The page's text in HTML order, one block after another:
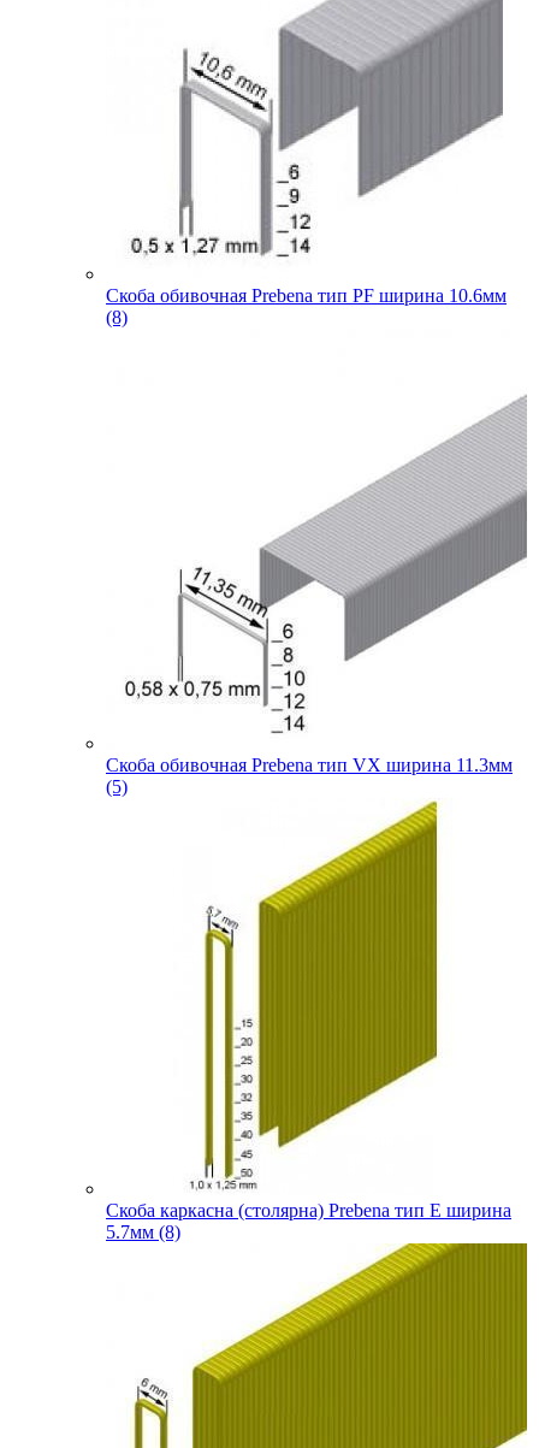
Скоба обивочная Prebena тип PF ширина 10.6мм
(8)
Скоба обивочная Prebena тип VX ширина 11.3мм
(5)
Скоба каркасна (столярна) Prebena тип E ширина
5.7мм (8)